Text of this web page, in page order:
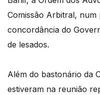
Comissão Arbitral, num
concordância do
de lesados.
Além do bastonário da
estiveram na reunião